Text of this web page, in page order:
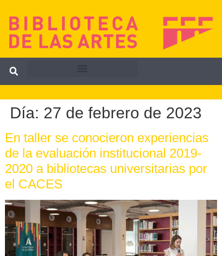
Día: 27 de febrero de 2023
En taller se conocieron experiencias
de la evaluación institucional 2019-
2020 a bibliotecas universitarias por
el CACES